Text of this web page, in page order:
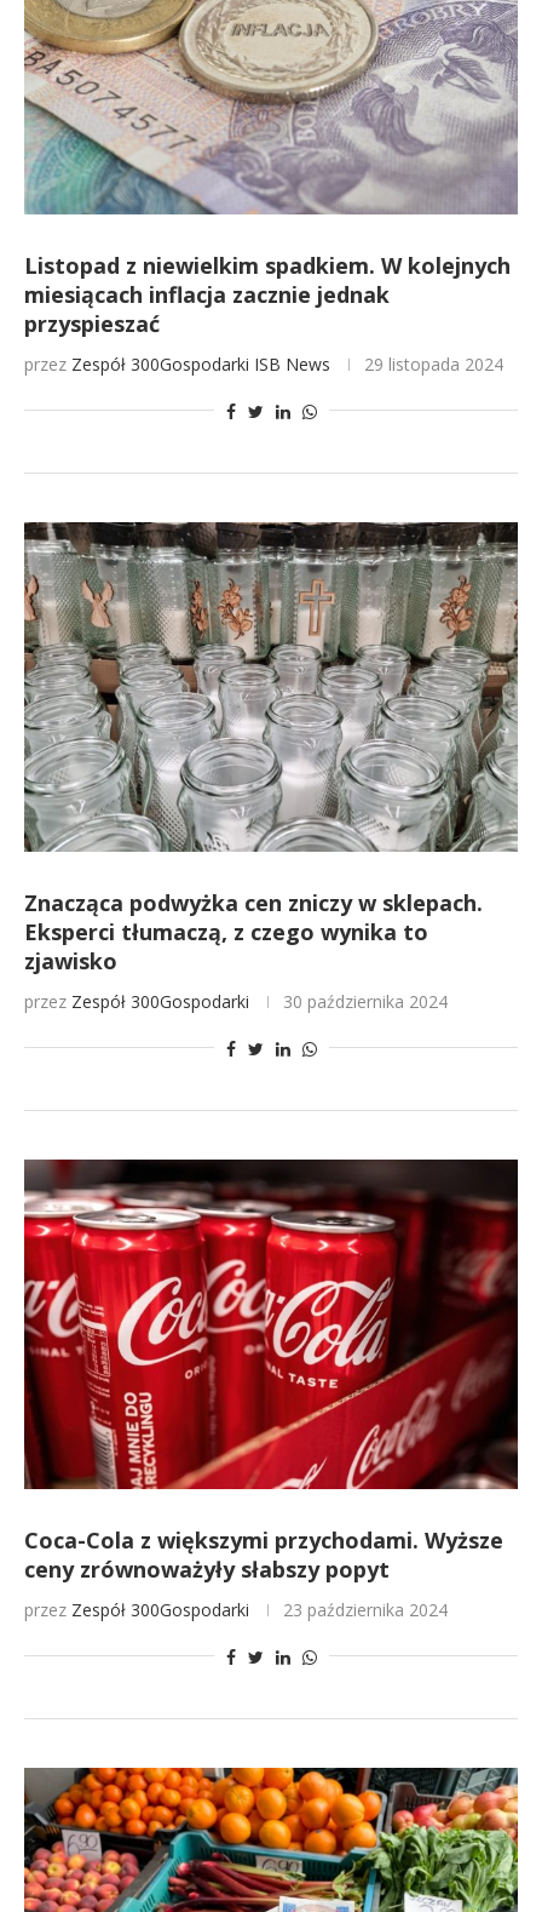
Listopad z niewielkim spadkiem. W kolejnych
miesiącach inflacja zacznie jednak
przyspieszać
przez Zespół 300Gospodarki ISB News 29 listopada 2024
Znacząca podwyżka cen zniczy w sklepach.
Eksperci tłumaczą, z czego wynika to
zjawisko
przez Zespół 300Gospodarki 30 października 2024
Coca-Cola z większymi przychodami. Wyższe
ceny zrównoważyły słabszy popyt
przez Zespół 300Gospodarki 23 października 2024